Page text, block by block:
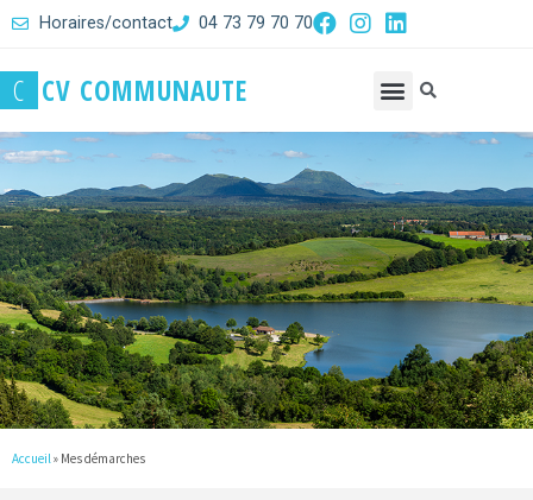
Horaires/contact 04 73 79 70 70
C CV COMMUNAUTE
Accueil » Mes démarches